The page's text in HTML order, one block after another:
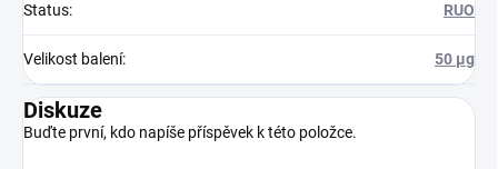
Status: RUO
Velikost balení: 50 μg
Diskuze
Buďte první, kdo napíše příspěvek k této položce.